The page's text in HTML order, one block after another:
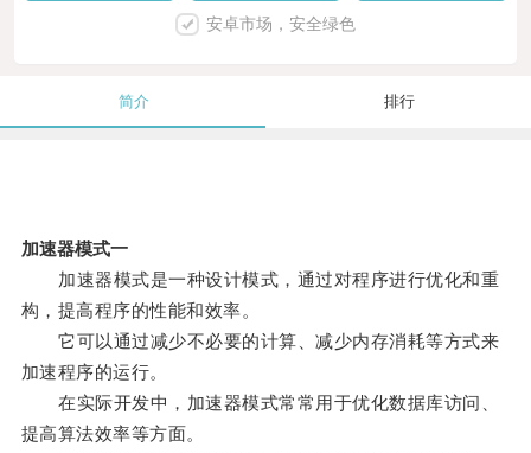
安卓市场，安全绿色
简介 排行
加速器模式一
加速器模式是一种设计模式，通过对程序进行优化和重
构，提高程序的性能和效率。
它可以通过减少不必要的计算、减少内存消耗等方式来
加速程序的运行。
在实际开发中，加速器模式常常用于优化数据库访问、
提高算法效率等方面。